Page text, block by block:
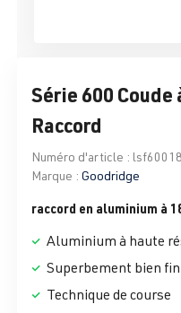
Série 600 Coude
Raccord
Numéro d'article :
Marque : Goodridge
raccord en aluminium à
Aluminium à haute
Superbement bien
Technique de course